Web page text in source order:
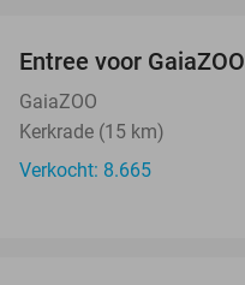
Entree voor GaiaZOO
GaiaZOO
Kerkrade (15 km)
Verkocht: 8.665